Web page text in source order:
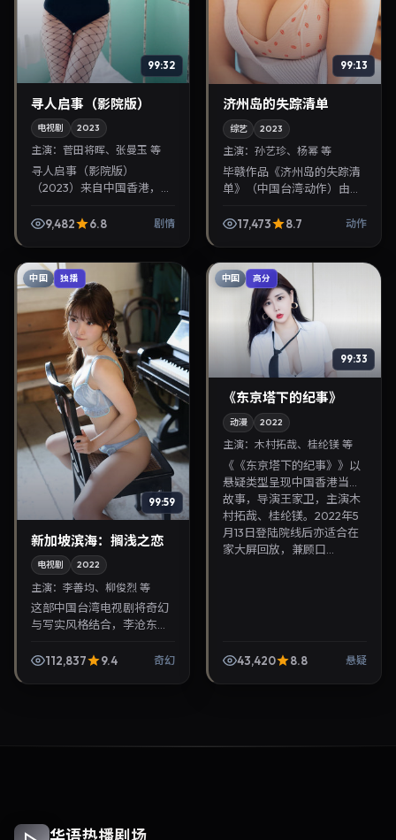
99:32
寻人启事（影院版）
电视剧 2023
主演： 菅田将晖、张曼玉 等
寻人启事（影院版）
（2023）来自中国香港，类
菅田将晖、张曼玉等参与演
9,482 6.8 剧情
99:13
济州岛的失踪清单
综艺 2023
主演：孙艺珍、杨幂 等
毕赣作品《济州岛的失踪清
单》（中国台湾·动作）由孙
月24日正式上映。影片叙事
17,473 8.7 动作
中国 独播
99:59
新加坡滨海：搁浅之恋
电视剧 2022
主演： 李善均、柳俊烈 等
这部中国台湾电视剧将奇幻
与写实风格结合，李沧东掌
角。2022年5月9日与观众见
112,837 9.4 奇幻
中国 高分
99:33
《东京塔下的纪事》
动漫 2022
主演：木村拓哉、桂纶镁 等
《《东京塔下的纪事》》以
悬疑类型呈现中国香港当代
故事，导演王家卫，主演木
村拓哉、桂纶镁。2022年5
月13日登陆院线后亦适合在
家大屏回放，兼顾口...
43,420 8.8 悬疑